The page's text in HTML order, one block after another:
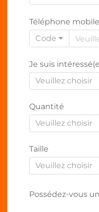
Téléphone
Code
Je suis
Veuillez choisir
Quantité
Veuillez choisir
Taille
Veuillez choisir
Possédez-vous